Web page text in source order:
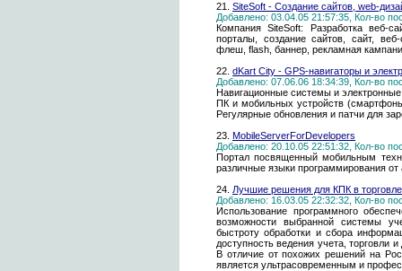
21. SiteSoft - Создание сайтов, web-
Добавлено: 03.04.05 21:57:35, Кол-во
Компания SiteSoft: Разработка веб-
порталы, создание сайтов, сайт,
флеш, flash, баннер, рекламная
22. dKart City - GPS-навигаторы и
Добавлено: 07.06.06 18:34:39, Кол-во
Навигационные системы и
ПК и мобильных устройств
Регулярные обновления и патчи для
23. MobileServerForDevelopers
Добавлено: 20.10.05 22:51:32, Кол-во
Портал посвященный мобильным
различные языки программирования от
24. Лучшие решения для КПК в торговле
Добавлено: 16.03.05 22:32:32, Кол-во
Использование программного
возможности выбранной системы
быстроту обработки и сбора
доступность ведения учета, торговли
В отличие от похожих решений на
является ультрасовременным и